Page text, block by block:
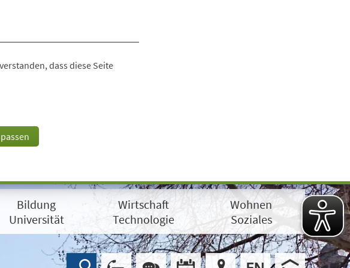
dass diese Seite
Bildung
Universität
Wirtschaft
Technologie
Wohnen
Soziales